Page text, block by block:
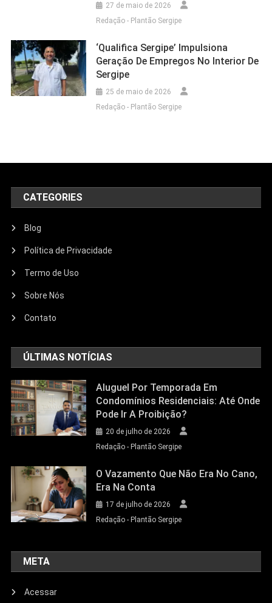
27 de maio de 2026
Redação - Plantão Sergipe
‘Qualifica Sergipe’ Impulsiona
Geração De Empregos No Interior De
Sergipe
25 de maio de 2026
Redação - Plantão Sergipe
CATEGORIES
Blog
Política de Privacidade
Termo de Uso
Sobre Nós
Contato
ÚLTIMAS NOTÍCIAS
Aluguel Por Temporada Em
Condomínios Residenciais: Até Onde
Pode Ir A Proibição?
20 de julho de 2026
Redação - Plantão Sergipe
O Vazamento Que Não Era No Cano,
Era Na Conta
17 de julho de 2026
Redação - Plantão Sergipe
META
Acessar